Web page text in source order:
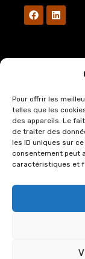
Pour offrir les
telles que les
des appareils. Le
de traiter des
les ID uniques sur
consentement peut
caractéristiques et